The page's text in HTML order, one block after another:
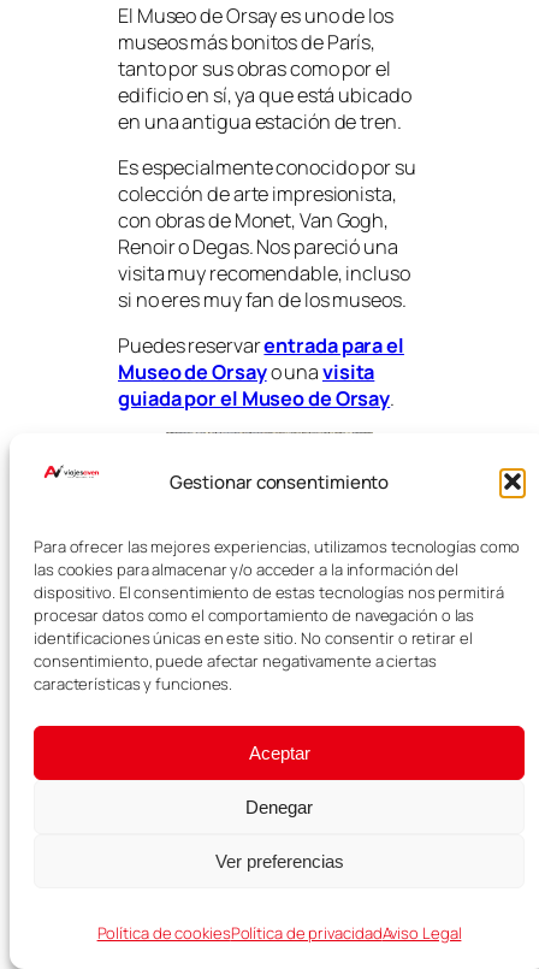
Gestionar consentimiento
Para ofrecer las mejores experiencias, utilizamos tecnologías como
las cookies para almacenar y/o acceder a la información del
dispositivo. El consentimiento de estas tecnologías nos permitirá
procesar datos como el comportamiento de navegación o las
identificaciones únicas en este sitio. No consentir o retirar el
consentimiento, puede afectar negativamente a ciertas
características y funciones.
Aceptar
Denegar
Ver preferencias
Política de cookiesPolítica de privacidadAviso Legal
El Museo de Orsay es uno de los
museos más bonitos de París,
tanto por sus obras como por el
edificio en sí, ya que está ubicado
en una antigua estación de tren.
Es especialmente conocido por su
colección de arte impresionista,
con obras de Monet, Van Gogh,
Renoir o Degas. Nos pareció una
visita muy recomendable, incluso
si no eres muy fan de los museos.
Puedes reservarentrada para el
Museo de Orsayo unavisita
guiada por el Museo de Orsay.
Jardín de las
Tullerías
Después paseamos por el Jardín
parques más conocidos de París.